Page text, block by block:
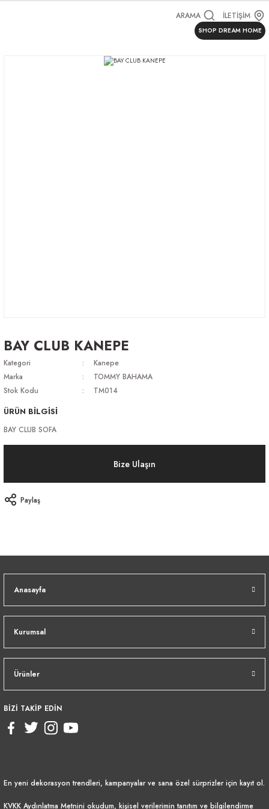
ARAMA İLETİŞİM
SHOP DREAM HOME
BAY CLUB KANEPE
Kategori
Kanepe
Marka
TOMMY BAHAMA
Stok Kodu
TM014
ÜRÜN BİLGİSİ
BAY CLUB SOFA
Bize Ulaşın
Paylaş
Anasayfa
Kurumsal
Ürünler
BİZİ TAKİP EDİN
En yeni dekorasyon trendleri, kampanyalar ve sana özel sürprizler için kayıt ol.
KVKK Aydınlatma Metnini okudum, kişisel verilerimin tanıtım ve bilgilendirme